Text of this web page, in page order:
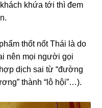
khứa tới thì đem
thốt nốt Thái là do
nên mọi người gọi
dịch sai từ “đường
thành “lô hội”…).